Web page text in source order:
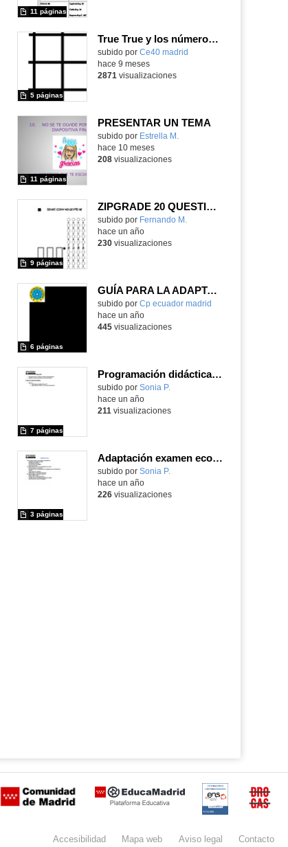
11 páginas
True True y los números del 1 al 20
subido por Ce40 madrid
5 páginas
hace 9 meses
2871 visualizaciones
PRESENTAR UN TEMA
Contenido educativo.
subido por Estrella M.
11 páginas
hace 10 meses
208visualizaciones
ZIPGRADE 20 QUESTIONS ABCD
subido por Fernando M.
9 páginas
hace un año
230visualizaciones
GUÍA PARA LA ADAPTACIÓN DE LOS CENTROS CON ALUMNADO NEURODIVERGENTE
subido por Cp ecuador madrid
6 páginas
hace un año
445visualizaciones
Programación didáctica 2º Bach
Contenido educativo.
subido por Sonia P.
7 páginas
hace un año
211 visualizaciones
Adaptación examen economía 1º Bach
Contenido educativo.
subido por Sonia P.
3 páginas
hace un año
226visualizaciones
Certificación Buzón
Accesibilidad Mapa web Avisolegal Contacto